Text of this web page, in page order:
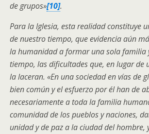
de grupos»[10].
Para la Iglesia, esta realidad constituye
de nuestro tiempo, que evidencia aún
la humanidad a formar una sola familia
tiempo, las dificultades que, en lugar de
la laceran. «En una sociedad en vías de
bien común y el esfuerzo por él han de
necesariamente a toda la familia
comunidad de los pueblos y naciones,
unidad y de paz a la ciudad del hombre,